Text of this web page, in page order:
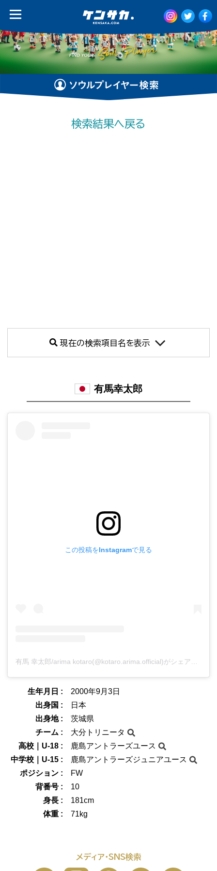
検索結果へ戻る
現在の検索項目名を表示
有馬幸太郎
この投稿をInstagramで見る
生年月日 :
2000年9月3日
出身国 :
日本
出身地 :
茨城県
チーム :
大分トリニータ
高校｜U-18 :
鹿島アントラーズユース
中学校｜U-15 :
鹿島アントラーズジュニアユース
ポジション :
FW
背番号 :
10
身長 :
181cm
体重 :
71kg
メディア・SNS検索